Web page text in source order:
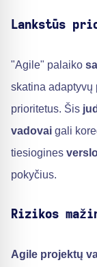
Lankstūs
"Agile" palaiko
skatina adaptyvų
prioritetus. Šis
vadovai gali
tiesiogines
pokyčius.
Rizikos
Agile projektų